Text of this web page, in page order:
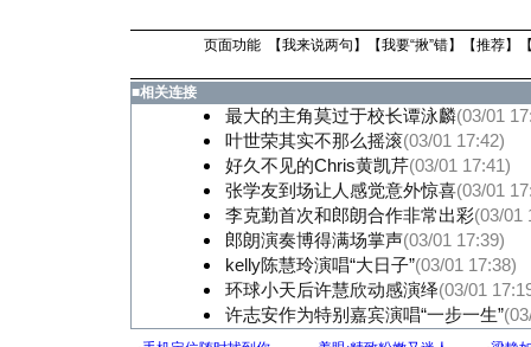
页面功能 【我来说两句 】【我要“揪”错】【推荐】
■相关连接
最大的主角莫过于校长谭泳麟(03/01
叶世荣其实不那么摇滚(03/01 17:42)
好久不见的Chris黄凯芹(03/01 17:41)
张学友到场让人感觉意外惊喜(03/01
李克勤首次和郎朗合作非常出彩(03/01
郎朗演奏博得满场掌声(03/01 17:39)
kelly陈慧玲演唱“大日子”(03/01 17:38)
环球小天后许慧欣动感演绎(03/01
许志安作为特别嘉宾演唱“一步一生”